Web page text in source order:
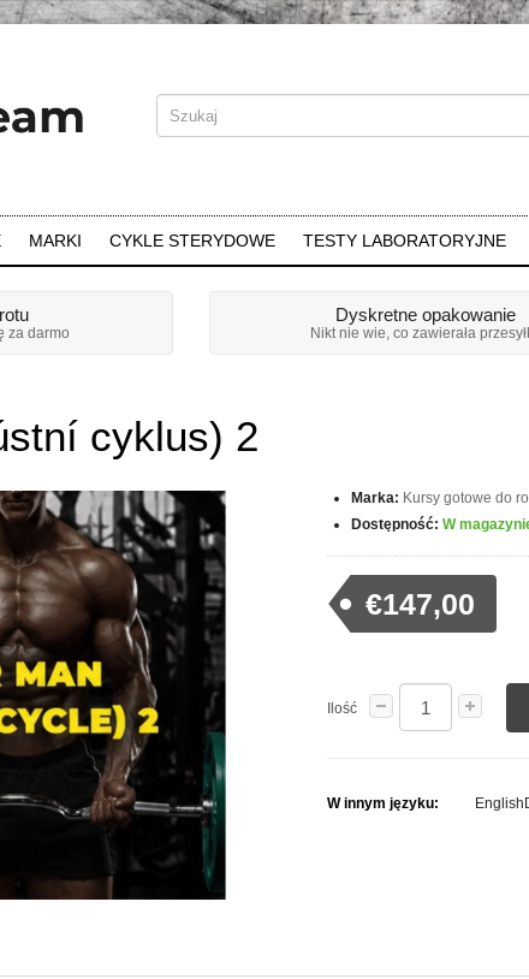
MARKI CYKLE STERYDOWE TESTY LABORATORYJNE
za darmo
Dyskretne opakowanie
Nikt nie wie, co zawierała
cyklus) 2
Marka: Kursy gotowe do
Dostępność: W
€147,00
Ilość
W innym języku: English